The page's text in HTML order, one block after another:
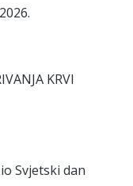
KRVI
Svjetski dan